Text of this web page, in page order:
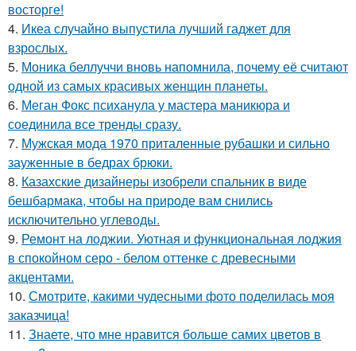
восторге!
4. Икеа случайно выпустила лучший гаджет для
взрослых.
5. Моника беллуччи вновь напомнила, почему её считают
одной из самых красивых женщин планеты.
6. Меган Фокс психанула у мастера маникюра и
соединила все тренды сразу.
7. Мужская мода 1970 приталенные рубашки и сильно
зауженные в бедрах брюки.
8. Казахские дизайнеры изобрели спальник в виде
бешбармака, чтобы на природе вам снились
исключительно углеводы.
9. Ремонт на лоджии. Уютная и функциональная лоджия
в спокойном серо - белом оттенке с древесными
акцентами.
10. Смотрите, какими чудесными фото поделилась моя
заказчица!
11. Знаете, что мне нравится больше самих цветов в